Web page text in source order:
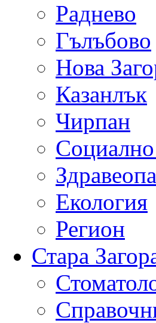
Раднево
Гълъбово
Нова
Казанлък
Чирпан
Социално
Екология
Регион
Стара